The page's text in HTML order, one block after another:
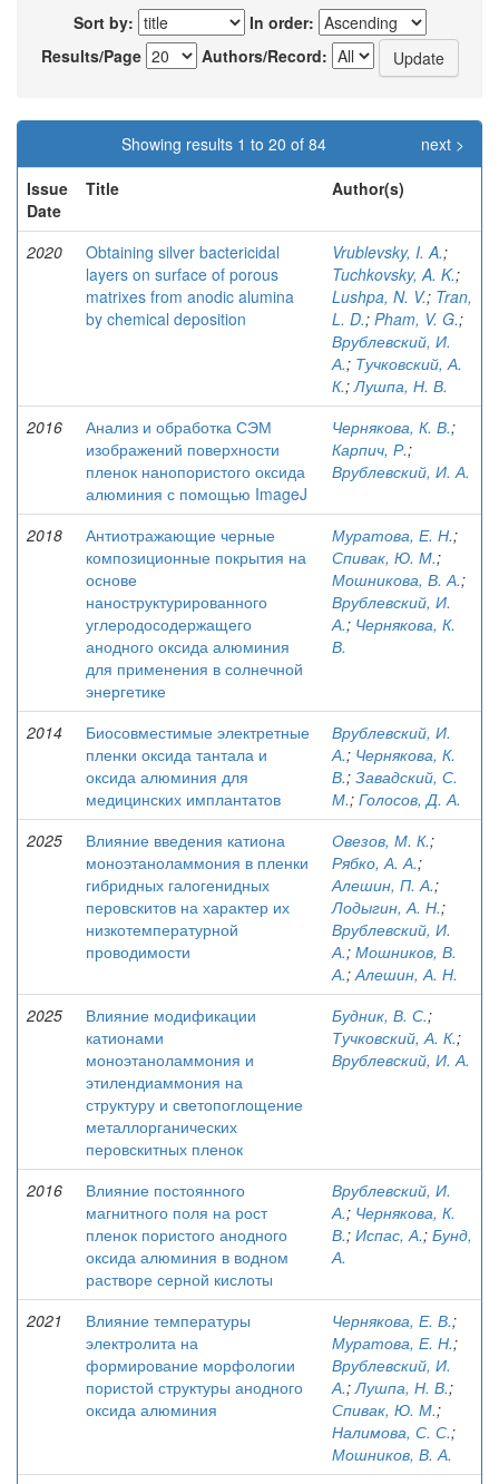
Sort by:
In order:
Results/Page
Authors/Record:
Showing results 1 to 20 of 84
next >
Issue
Date
Title Author(s)
2020
Obtaining silver bactericidal
layers on surface of porous
matrixes from anodic alumina
by chemical deposition
Vrublevsky, I. A.;
Tuchkovsky, A. K.;
Lushpa, N. V.; Tran,
L. D.; Pham, V. G.;
Врублевский, И.
А.; Тучковский, А.
К.;Лушпа, Н. В.
2016
Анализ и обработка СЭМ
изображений поверхности
пленок нанопористого оксида
алюминия с помощью ImageJ
Чернякова, К. В.;
Карпич, Р.;
Врублевский, И. А.
2018
Антиотражающие черные
композиционные покрытия на
основе
наноструктурированного
углеродосодержащего
анодного оксида алюминия
для применения в солнечной
энергетике
Муратова, Е. Н.;
Спивак, Ю. М.;
Мошникова, В. А.;
Врублевский, И.
А.; Чернякова, К.
В.
2014
Биосовместимые электретные
пленки оксида тантала и
оксида алюминия для
медицинских имплантатов
Врублевский, И.
А.; Чернякова, К.
В.; Завадский, С.
М.; Голосов, Д. А.
2025
Влияние введения катиона
моноэтаноламмония в пленки
гибридных галогенидных
перовскитов на характер их
низкотемпературной
проводимости
Овезов, М. К.;
Рябко, А. А.;
Алешин, П. А.;
Лодыгин, А. Н.;
Врублевский, И.
А.; Мошников, В.
А.;Алешин, А. Н.
2025
Влияние модификации
катионами
моноэтаноламмония и
этилендиаммония на
структуру и светопоглощение
металлорганических
перовскитных пленок
Будник, В. С.;
Тучковский, А. К.;
Врублевский, И. А.
2016
Влияние постоянного
магнитного поля на рост
пленок пористого анодного
оксида алюминия в водном
растворе серной кислоты
Врублевский, И.
А.; Чернякова, К.
В.; Испас, А.; Бунд,
А.
2021
Влияние температуры
электролита на
формирование морфологии
пористой структуры анодного
оксида алюминия
Чернякова, Е. В.;
Муратова, Е. Н.;
Врублевский, И.
А.;Лушпа, Н. В.;
Спивак, Ю. М.;
Налимова, С. С.;
Мошников, В. А.